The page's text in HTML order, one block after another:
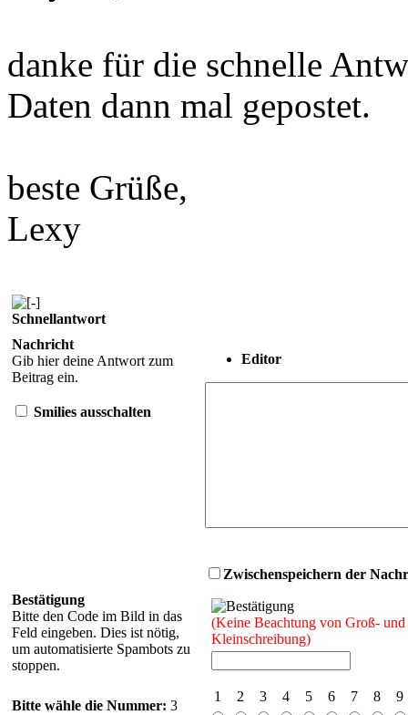
danke für die schnelle
Daten dann mal gepostet.
beste Grüße,
Lexy
Schnellantwort
Nachricht
Gib hier deine Antwort zum
Beitrag ein.
Smilies ausschalten
Editor
Zwischenspeichern der
Bestätigung
Bitte den Code im Bild in das
Feld eingeben. Dies ist nötig,
um automatisierte Spambots zu
stoppen.
(Keine Beachtung von Groß- und
Kleinschreibung)
Bitte wähle die Nummer: 3
1 2 3 4 5 6 7 8 9